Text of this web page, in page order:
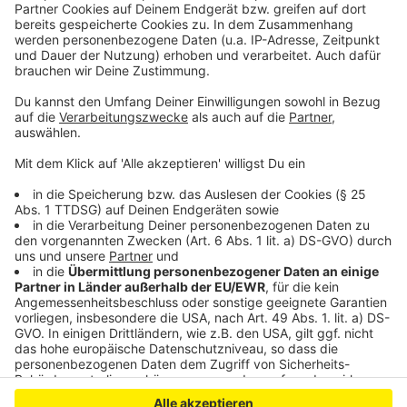
Anzeige
kennen und lieben. Atze Schröder und sein ganz
persönlicher Wochenrückblick - so privat wie noch nie,
so lustig wie immer.
Anzeige
Anzeige
Anzeige